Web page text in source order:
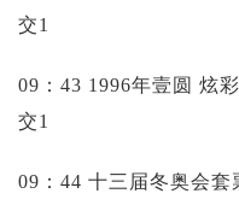
交1
09：43 1996年壹圆 炫
交1
09：44 十三届冬奥会套